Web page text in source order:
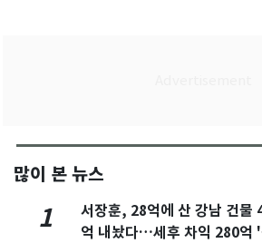
많이 본 뉴스
1
서장훈, 28억에 산 강남 건물
억 내놨다…세후 차익 280억